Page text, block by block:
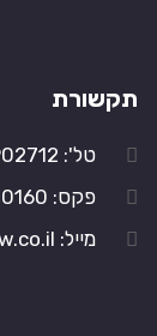
תקשורת
טל': 072-3902712
פקס: 03-7510160
מייל: ayelet@sabaglaw.co.il